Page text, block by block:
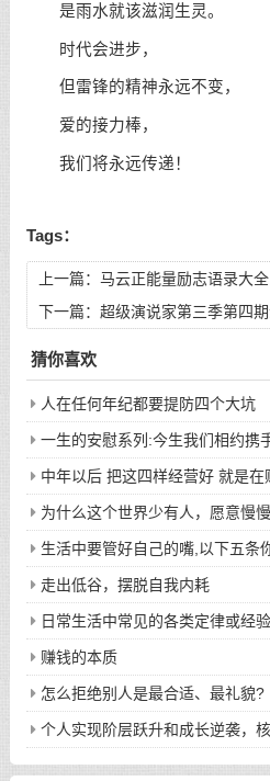
是雨水就该滋润生灵。
时代会进步，
但雷锋的精神永远不变，
爱的接力棒，
我们将永远传递！
Tags：
上一篇： 马云正能量励志语录大全
下一篇： 超级演说家第三季第四
猜你喜欢
人在任何年纪都要提防四个大坑
一生的安慰系列:今生我们相约携
次的回眸才换来今生的相遇
中年以后 把这四样经营好 就是在
为什么这个世界少有人，愿意慢慢
生活中要管好自己的嘴,以下五条
走出低谷，摆脱自我内耗
日常生活中常见的各类定律或经
赚钱的本质
怎么拒绝别人是最合适、最礼貌?
个人实现阶层跃升和成长逆袭，
下八件事